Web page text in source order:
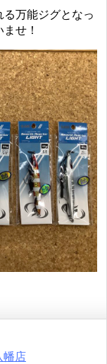
万能ジグとなっ
せ！
幡店